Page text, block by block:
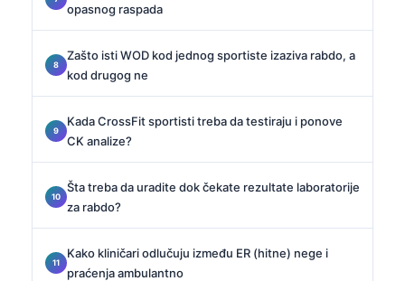
opasnog raspada
Zašto isti WOD kod jednog sportiste izaziva rabdo, a
kod drugog ne
Kada CrossFit sportisti treba da testiraju i ponove
CK analize?
Šta treba da uradite dok čekate rezultate laboratorije
za rabdo?
Kako kliničari odlučuju između ER (hitne) nege i
praćenja ambulantno